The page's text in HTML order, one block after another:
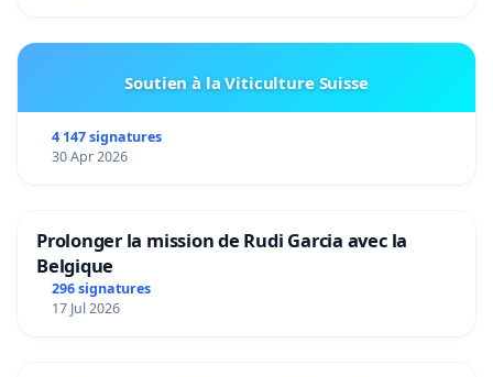
Soutien à la Viticulture Suisse
4 147 signatures
30 Apr 2026
Prolonger la mission de Rudi Garcia avec la
Belgique
296 signatures
17 Jul 2026